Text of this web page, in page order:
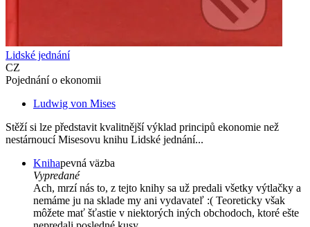
Lidské jednání
CZ
Pojednání o ekonomii
Ludwig von Mises
Stěží si lze představit kvalitnější výklad principů ekonomie než
nestárnoucí Misesovu knihu Lidské jednání...
Knihapevná väzba
Vypredané
Ach, mrzí nás to, z tejto knihy sa už predali všetky výtlačky a
nemáme ju na sklade my ani vydavateľ :( Teoreticky však
môžete mať šťastie v niektorých iných obchodoch, ktoré ešte